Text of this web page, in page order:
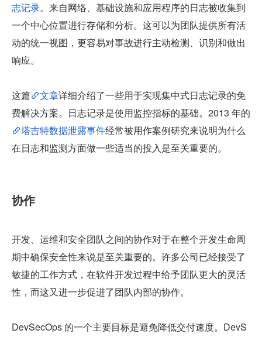
志记录。来自网络、基础设施和应用程序的日志被收集到
一个中心位置进行存储和分析。这可以为团队提供所有活
动的统一视图，更容易对事故进行主动检测、识别和做出
响应。
这篇 文章详细介绍了一些用于实现集中式日志记录的免
费解决方案。日志记录是使用监控指标的基础。2013 年的
塔吉特数据泄露事件经常被用作案例研究来说明为什么
在日志和监测方面做一些适当的投入是至关重要的。
协作
开发、运维和安全团队之间的协作对于在整个开发生命周
期中确保安全性来说是至关重要的。许多公司已经接受了
敏捷的工作方式，在软件开发过程中给予团队更大的灵活
性，而这又进一步促进了团队内部的协作。
DevSecOps 的一个主要目标是避免降低交付速度。DevS